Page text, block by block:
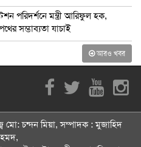
পরিদর্শনে মন্ত্রী আরিফুল হক,
সম্ভাব্যতা যাচাই
আরও খবর
মো: চন্দন মিয়া, সম্পাদক : মুজাহিদ